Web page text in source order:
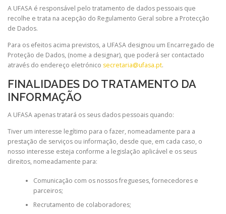
A UFASA é responsável pelo tratamento de dados pessoais que
recolhe e trata na acepção do Regulamento Geral sobre a Protecção
de Dados.
Para os efeitos acima previstos, a UFASA designou um Encarregado de
Proteção de Dados, (nome a designar), que poderá ser contactado
através do endereço eletrónico secretaria@ufasa.pt.
FINALIDADES DO TRATAMENTO DA
INFORMAÇÃO
A UFASA apenas tratará os seus dados pessoais quando:
Tiver um interesse legítimo para o fazer, nomeadamente para a
prestação de serviços ou informação, desde que, em cada caso, o
nosso interesse esteja conforme a legislação aplicável e os seus
direitos, nomeadamente para:
Comunicação com os nossos fregueses, fornecedores e
parceiros;
Recrutamento de colaboradores;